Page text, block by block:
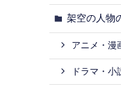
架空の人物
アニメ・漫
ドラマ・